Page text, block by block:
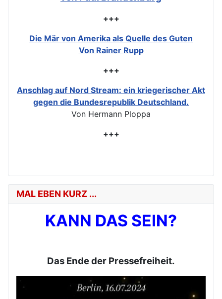
+++
Die Mär von Amerika als Quelle des Guten
Von Rainer Rupp
+++
Anschlag auf Nord Stream: ein kriegerischer Akt
gegen die Bundesrepublik Deutschland.
Von Hermann Ploppa
+++
MAL EBEN KURZ ...
KANN DAS SEIN?
Das Ende der Pressefreiheit.